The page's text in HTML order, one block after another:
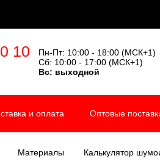
10
Пн-Пт: 10:00 - 18:00 (МСК+1)
Сб: 10:00 - 17:00 (МСК+1)
Вс: выходной
и оплата Оптовые
Материалы Калькулятор